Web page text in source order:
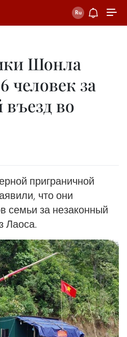
Шонла
человек за
во
приграничной
что они
семьи за незаконный
Лаоса.